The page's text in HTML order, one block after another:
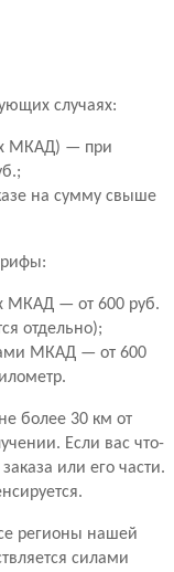
случаях:
МКАД) — при
на сумму свыше
МКАД — от 600 руб.
отдельно);
МКАД — от 600
более 30 км от
Если вас что-
или его части.
регионы нашей
силами